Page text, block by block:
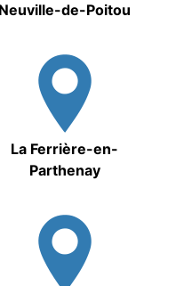
Neuville-de-Poitou
La Ferrière-en-
Parthenay